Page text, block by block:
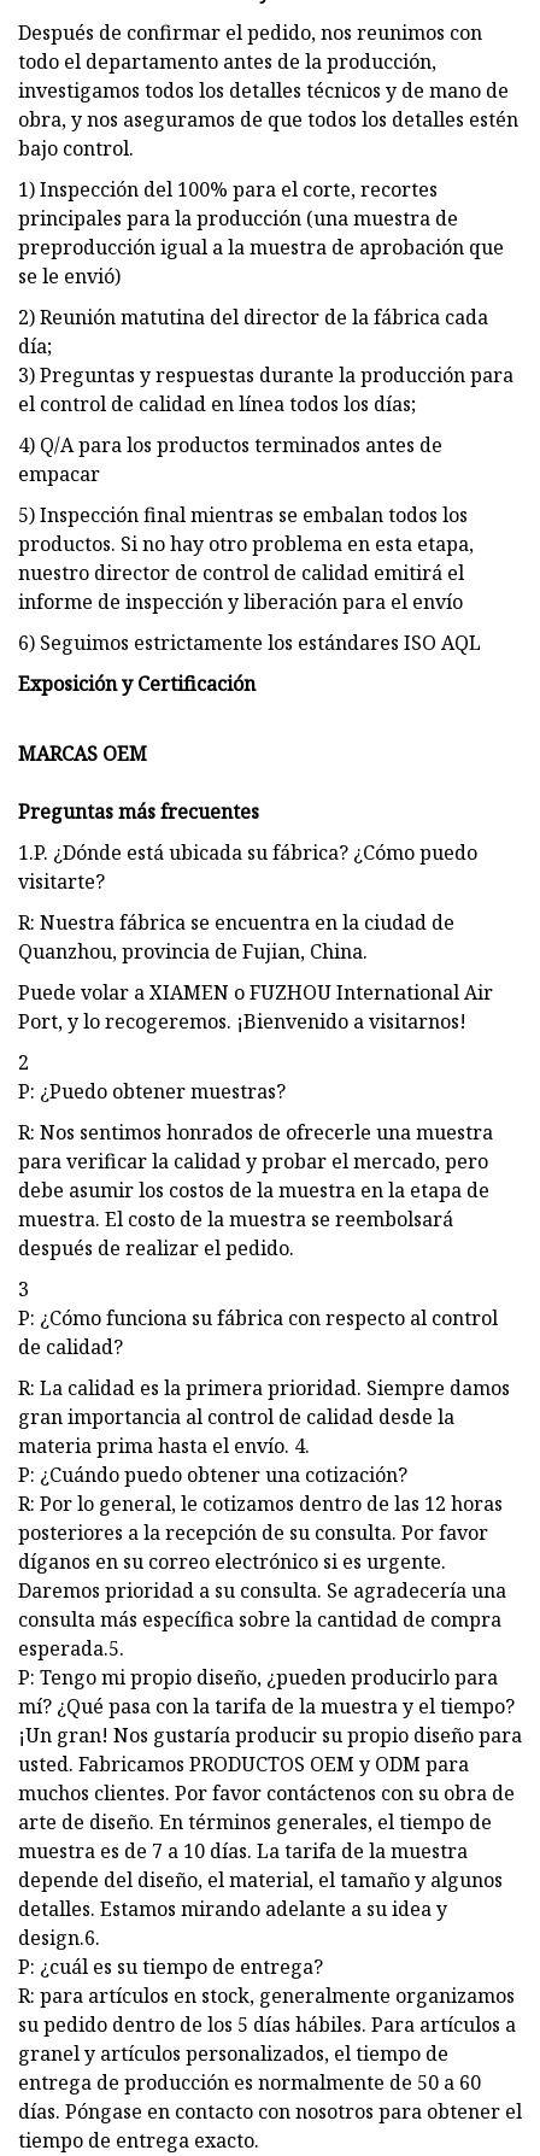
Después de confirmar el pedido, nos reunimos con
todo el departamento antes de la producción,
investigamos todos los detalles técnicos y de mano de
obra, y nos aseguramos de que todos los detalles estén
bajo control.
1) Inspección del 100% para el corte, recortes
principales para la producción (una muestra de
preproducción igual a la muestra de aprobación que
se le envió)
2) Reunión matutina del director de la fábrica cada
día;
3) Preguntas y respuestas durante la producción para
el control de calidad en línea todos los días;
4) Q/A para los productos terminados antes de
empacar
5) Inspección final mientras se embalan todos los
productos. Si no hay otro problema en esta etapa,
nuestro director de control de calidad emitirá el
informe de inspección y liberación para el envío
6) Seguimos estrictamente los estándares ISO AQL
Exposición y Certificación
MARCAS OEM
Preguntas más frecuentes
1.P. ¿Dónde está ubicada su fábrica? ¿Cómo puedo
visitarte?
R: Nuestra fábrica se encuentra en la ciudad de
Quanzhou, provincia de Fujian, China.
Puede volar a XIAMEN o FUZHOU International Air
Port, y lo recogeremos. ¡Bienvenido a visitarnos!
2
P: ¿Puedo obtener muestras?
R: Nos sentimos honrados de ofrecerle una muestra
para verificar la calidad y probar el mercado, pero
debe asumir los costos de la muestra en la etapa de
muestra. El costo de la muestra se reembolsará
después de realizar el pedido.
3
P: ¿Cómo funciona su fábrica con respecto al control
de calidad?
R: La calidad es la primera prioridad. Siempre damos
gran importancia al control de calidad desde la
materia prima hasta el envío. 4.
P: ¿Cuándo puedo obtener una cotización?
R: Por lo general, le cotizamos dentro de las 12 horas
posteriores a la recepción de su consulta. Por favor
díganos en su correo electrónico si es urgente.
Daremos prioridad a su consulta. Se agradecería una
consulta más específica sobre la cantidad de compra
esperada.5.
P: Tengo mi propio diseño, ¿pueden producirlo para
mí? ¿Qué pasa con la tarifa de la muestra y el tiempo?
¡Un gran! Nos gustaría producir su propio diseño para
usted. Fabricamos PRODUCTOS OEM y ODM para
muchos clientes. Por favor contáctenos con su obra de
arte de diseño. En términos generales, el tiempo de
muestra es de 7 a 10 días. La tarifa de la muestra
depende del diseño, el material, el tamaño y algunos
detalles. Estamos mirando adelante a su idea y
design.6.
P: ¿cuál es su tiempo de entrega?
R: para artículos en stock, generalmente organizamos
su pedido dentro de los 5 días hábiles. Para artículos a
granel y artículos personalizados, el tiempo de
entrega de producción es normalmente de 50 a 60
días. Póngase en contacto con nosotros para obtener el
tiempo de entrega exacto.